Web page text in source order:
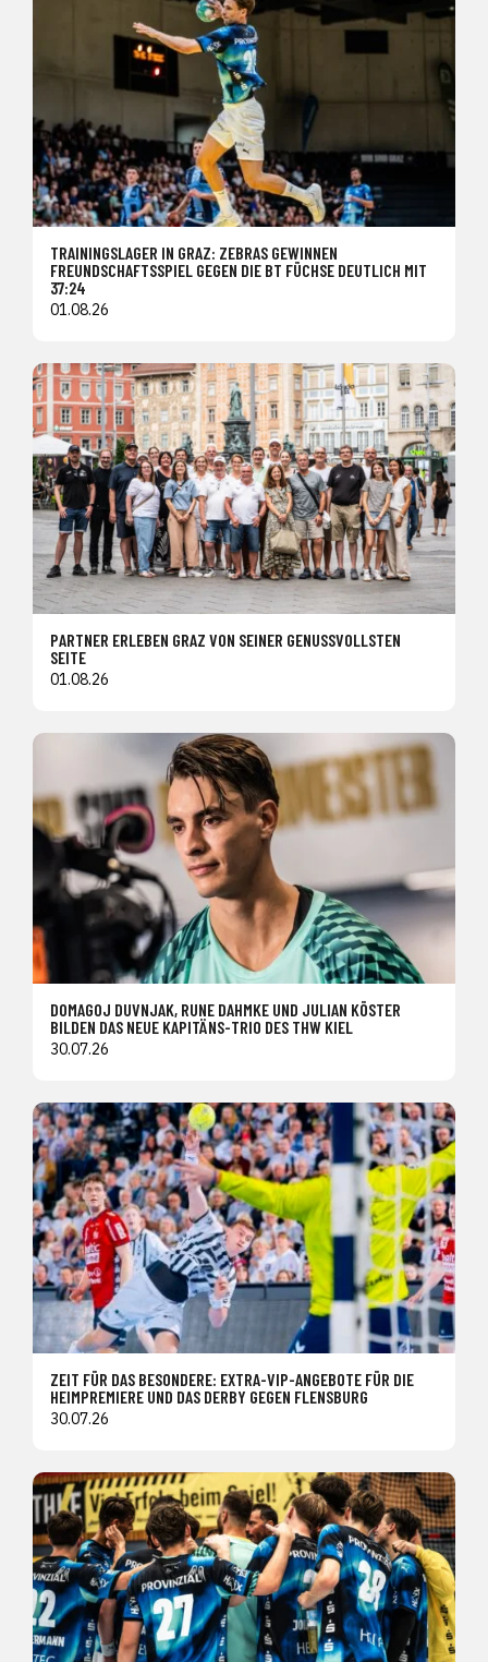
TRAININGSLAGER IN GRAZ: ZEBRAS GEWINNEN
FREUNDSCHAFTSSPIEL GEGEN DIE BT FÜCHSE DEUTLICH MIT
37:24
01.08.26
PARTNER ERLEBEN GRAZ VON SEINER GENUSSVOLLSTEN
SEITE
01.08.26
DOMAGOJ DUVNJAK, RUNE DAHMKE UND JULIAN KÖSTER
BILDEN DAS NEUE KAPITÄNS-TRIO DES THW KIEL
30.07.26
ZEIT FÜR DAS BESONDERE: EXTRA-VIP-ANGEBOTE FÜR DIE
HEIMPREMIERE UND DAS DERBY GEGEN FLENSBURG
30.07.26